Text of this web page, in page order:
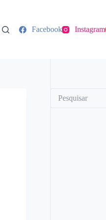
Facebook Instagram